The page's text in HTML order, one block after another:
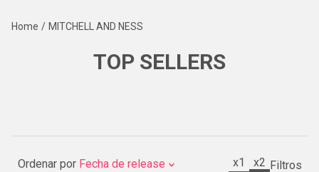
MITCHELL AND NESS
TOP SELLERS
Ordenar por Fecha de release x1 x2